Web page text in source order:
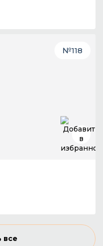
№118
все